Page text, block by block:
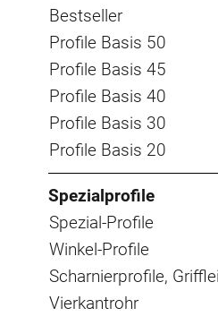
Bestseller
Profile Basis 50
Profile Basis 45
Profile Basis 40
Profile Basis 30
Profile Basis 20
Spezialprofile
Spezial-Profile
Winkel-Profile
Scharnierprofile,
Vierkantrohr